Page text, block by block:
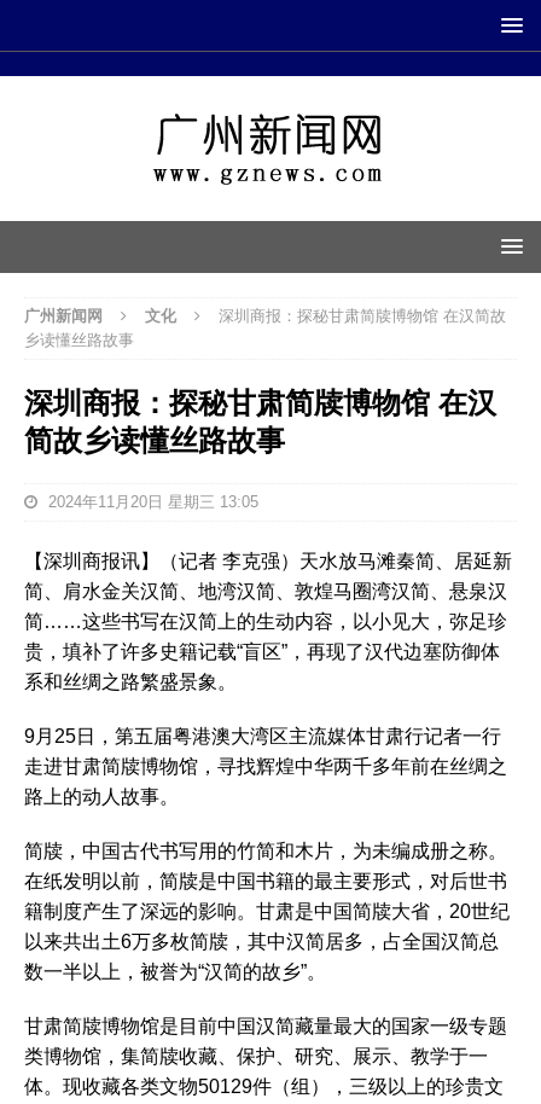
广州新闻网 文化
深圳商报：探秘甘肃简牍博物馆 在汉简故
乡读懂丝路故事
深圳商报：探秘甘肃简牍博物馆 在汉
简故乡读懂丝路故事
2024年11月20日 星期三 13:05
【深圳商报讯】（记者 李克强）天水放马滩秦简、居延新
简、肩水金关汉简、地湾汉简、敦煌马圈湾汉简、悬泉汉
简……这些书写在汉简上的生动内容，以小见大，弥足珍
贵，填补了许多史籍记载“盲区”，再现了汉代边塞防御体
系和丝绸之路繁盛景象。
9月25日，第五届粤港澳大湾区主流媒体甘肃行记者一行
走进甘肃简牍博物馆，寻找辉煌中华两千多年前在丝绸之
路上的动人故事。
简牍，中国古代书写用的竹简和木片，为未编成册之称。
在纸发明以前，简牍是中国书籍的最主要形式，对后世书
籍制度产生了深远的影响。甘肃是中国简牍大省，20世纪
以来共出土6万多枚简牍，其中汉简居多，占全国汉简总
数一半以上，被誉为“汉简的故乡”。
甘肃简牍博物馆是目前中国汉简藏量最大的国家一级专题
类博物馆，集简牍收藏、保护、研究、展示、教学于一
体。现收藏各类文物50129件（组），三级以上的珍贵文